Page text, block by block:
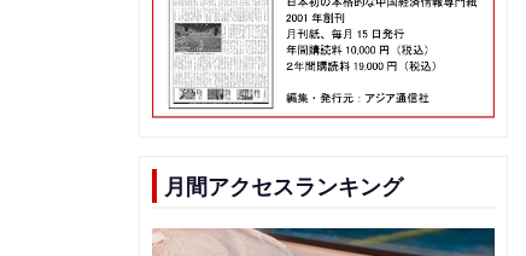
月間アクセスランキング